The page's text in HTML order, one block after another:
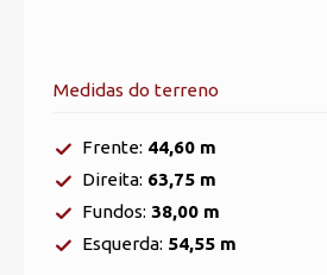
Medidas do terreno
Frente: 44,60 m
Direita: 63,75 m
Fundos: 38,00 m
Esquerda: 54,55 m